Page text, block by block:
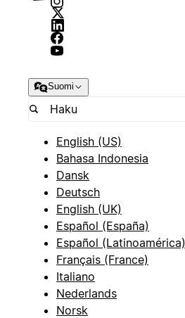
Suomi
English (US)
Bahasa Indonesia
Dansk
Deutsch
English (UK)
Español (España)
Español (Latinoamérica)
Français (France)
Italiano
Nederlands
Norsk